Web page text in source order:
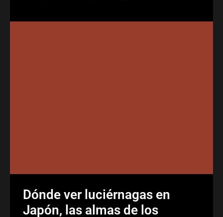
Dónde ver luciérnagas en
Japón, las almas de los